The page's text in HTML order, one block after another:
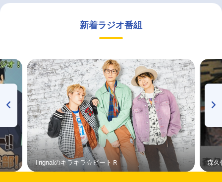
新着ラジオ番組
Trignalのキラキラ☆ビートＲ 森久